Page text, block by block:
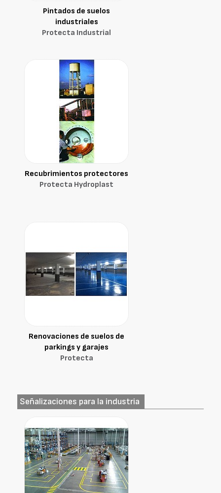
Pintados de suelos
industriales
Protecta Industrial
Recubrimientos protectores
Protecta Hydroplast
Renovaciones de suelos de
parkings y garajes
Protecta
Señalizaciones para la industria